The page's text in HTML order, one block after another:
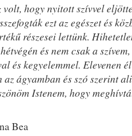
volt, hogy nyitott szívvel
ezt az egészet és
részesei lettünk.
és nem csak a szívem,
és kegyelemmel. Elevenen
az ágyamban és szó szerint
Istenem, hogy
Bea